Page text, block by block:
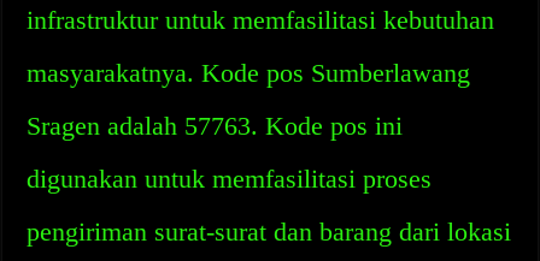
infrastruktur untuk memfasilitasi kebutuhan
masyarakatnya. Kode pos Sumberlawang
Sragen adalah 57763. Kode pos ini
digunakan untuk memfasilitasi proses
pengiriman surat-surat dan barang dari lokasi